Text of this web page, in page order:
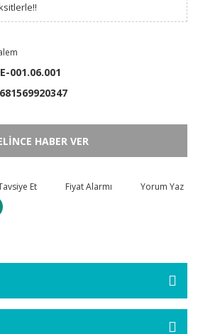
001.06.001
HABER VER
Et Fiyat Alarmı Yorum Yaz